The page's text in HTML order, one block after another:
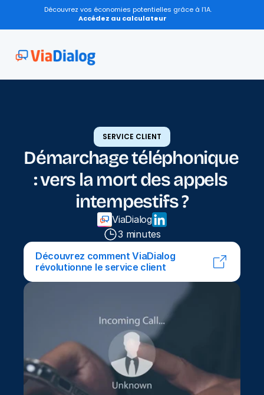
Découvrez vos économies potentielles grâce à l’IA.
Accédez au calculateur
SERVICE CLIENT
Démarchage téléphonique
: vers la mort des appels
intempestifs ?
ViaDialog
3 minutes
Découvrez comment ViaDialog
révolutionne le service client